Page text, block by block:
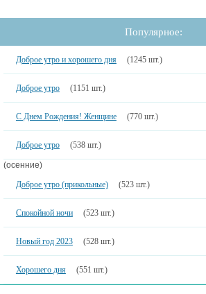
Популярное:
Доброе утро и хорошего дня (1245 шт.)
Доброе утро (1151 шт.)
С Днем Рождения! Женщине (770 шт.)
Доброе утро (538 шт.)
(осенние)
Доброе утро (прикольные)
(523 шт.)
Спокойной ночи (523 шт.)
Новый год 2023 (528 шт.)
Хорошего дня (551 шт.)